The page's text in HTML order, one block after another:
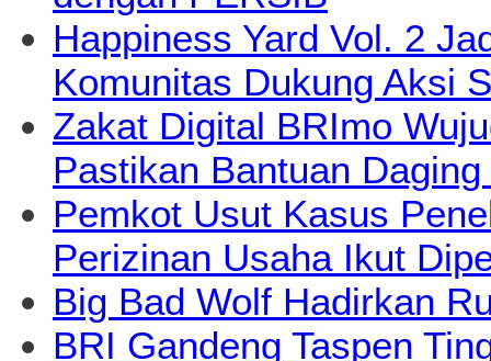
Happiness Yard Vol. 2
Komunitas Dukung Aksi
Zakat Digital BRImo
Pastikan Bantuan
Pemkot Usut Kasus
Perizinan Usaha Ikut
Big Bad Wolf Hadirkan
BRI Gandeng Taspen